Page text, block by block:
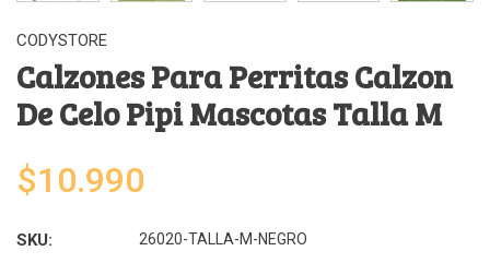
CODYSTORE
Calzones Para Perritas Calzon
De Celo Pipi Mascotas Talla M
$10.990
SKU: 26020-TALLA-M-NEGRO